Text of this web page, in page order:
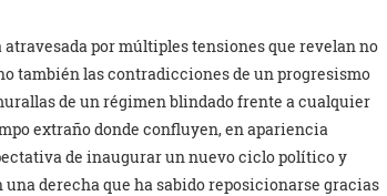
por múltiples tensiones que revelan no
también las contradicciones de un progresismo
de un régimen blindado frente a cualquier
extraño donde confluyen, en apariencia
de inaugurar un nuevo ciclo político y
derecha que ha sabido reposicionarse gracias